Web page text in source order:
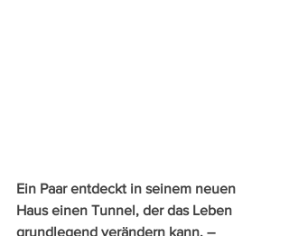
Ein Paar entdeckt in seinem neuen
Haus einen Tunnel, der das Leben
grundlegend verändern kann. –